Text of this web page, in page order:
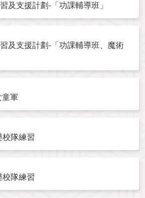
及支援計劃-「功課輔導班」
及支援計劃-「功課輔導班、魔術
童軍
校隊練習
校隊練習